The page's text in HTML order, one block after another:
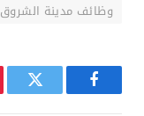
وظائف مدينة الشروق 2025
فيسبوك تويتر